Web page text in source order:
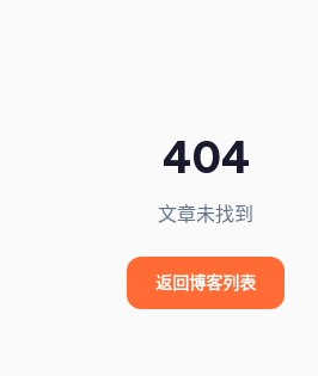
404
文章未找到
返回博客列表